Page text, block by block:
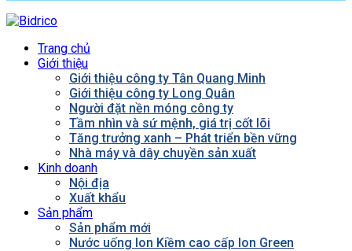
Trang chủ
Giới thiệu
Giới thiệu công ty Tân Quang Minh
Giới thiệu công ty Long Quân
Người đặt nền móng công ty
Tầm nhìn và sứ mệnh, giá trị cốt lõi
Tăng trưởng xanh – Phát triển bền vững
Nhà máy và dây chuyền sản xuất
Kinh doanh
Nội địa
Xuất khẩu
Sản phẩm
Sản phẩm mới
Nước uống Ion Kiềm cao cấp Ion Green